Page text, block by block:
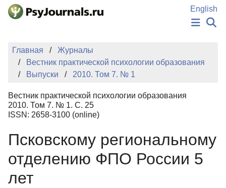
Перейти к основному содержанию
English
НОВОСТИ
ИЗДАНИЯ
АВТОРЫ
БАЗА ЗНАНИЙ
КЛЮЧЕВЫЕ СЛОВА
Регистрация
Главная
Журналы
Вестник практической психологии образования
Выпуски
2010. Том 7. № 1
Вестник практической психологии образования
2010. Том 7. № 1. С. 25
ISSN: 2658-3100 (online)
Псковскому региональному
отделению ФПО России 5
лет